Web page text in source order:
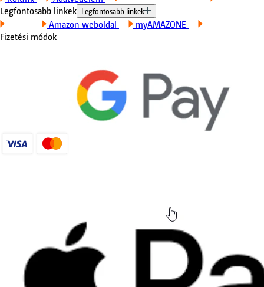
Legfontosabb linkek Legfontosabb linkek
Amazon weboldal myAMAZONE
Fizetési módok